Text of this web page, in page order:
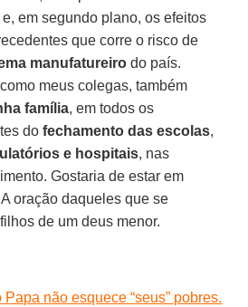
em segundo plano, os efeitos
que corre o risco de
manufatureiro do país.
meus colegas, também
família, em todos os
dofechamento das escolas,
e hospitais, nas
Gostaria de estar em
oração daqueles que se
de um deus menor.
não esquece “seus” pobres.